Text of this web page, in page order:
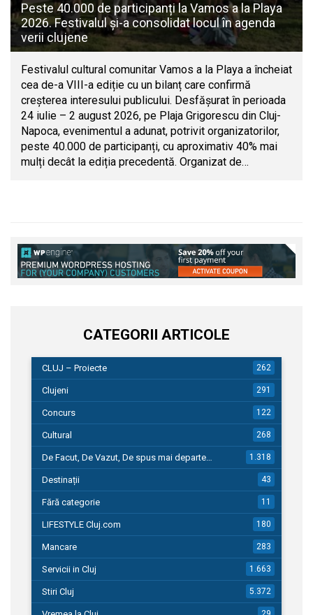
Peste 40.000 de participanți la Vamos a la Playa
2026. Festivalul și-a consolidat locul în agenda
verii clujene
Festivalul cultural comunitar Vamos a la Playa a încheiat
cea de-a VIII-a ediție cu un bilanț care confirmă
creșterea interesului publicului. Desfășurat în perioada
24 iulie – 2 august 2026, pe Plaja Grigorescu din Cluj-
Napoca, evenimentul a adunat, potrivit organizatorilor,
peste 40.000 de participanți, cu aproximativ 40% mai
mulți decât la ediția precedentă. Organizat de…
CATEGORII ARTICOLE
CLUJ – Proiecte 262
Clujeni 291
Concurs 122
Cultural 268
De Facut, De Vazut, De spus mai departe… 1.318
Destinații 43
Fără categorie 11
LIFESTYLE Cluj.com 180
Mancare 283
Servicii in Cluj 1.663
Stiri Cluj 5.372